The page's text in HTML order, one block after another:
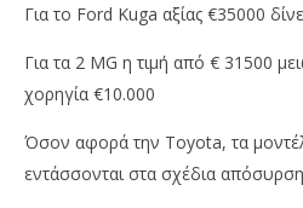
Για το Ford Kuga αξίας €35000
Για τα 2 MG η τιμή από € 31500
χορηγία €10.000
Όσον αφορά την Toyota, τα
εντάσσονται στα σχέδια